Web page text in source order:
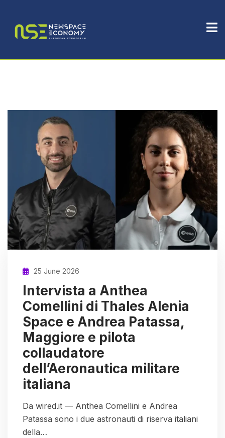
25 June 2026
Intervista a Anthea
Comellini di Thales Alenia
Space e Andrea Patassa,
Maggiore e pilota
collaudatore
dell’Aeronautica militare
italiana
Da wired.it — Anthea Comellini e Andrea
Patassa sono i due astronauti di riserva italiani
della…